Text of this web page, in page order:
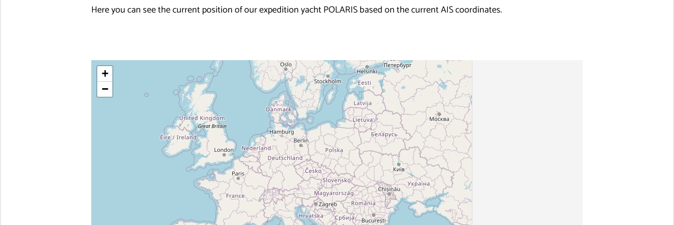
Here you can see the current position of our expedition yacht POLARIS based on the current AIS coordinates.